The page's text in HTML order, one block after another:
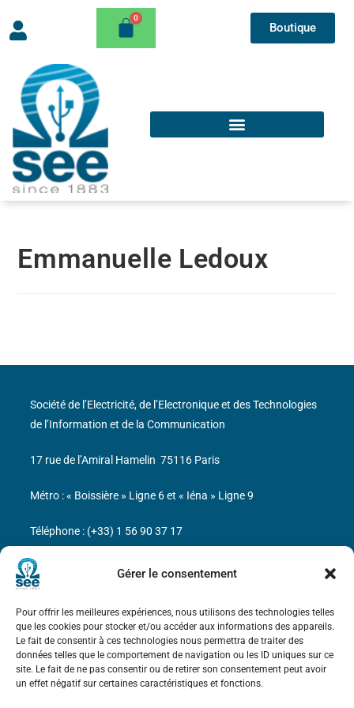
Gérer le consentement
Pour offrir les meilleures expériences, nous utilisons des technologies telles
que les cookies pour stocker et/ou accéder aux informations des appareils.
Le fait de consentir à ces technologies nous permettra de traiter des
données telles que le comportement de navigation ou les ID uniques sur ce
site. Le fait de ne pas consentir ou de retirer son consentement peut avoir
un effet négatif sur certaines caractéristiques et fonctions.
Boutique
Emmanuelle Ledoux
Bicentenaire des découvertes d’André-
Marie Ampère
Mentions légales
Société de l’Electricité, de l’Electronique et des Technologies
de l’Information et de la Communication
17 rue de l’Amiral Hamelin 75116 Paris
Métro : « Boissière » Ligne 6 et « Iéna » Ligne 9
Téléphone : (+33) 1 56 90 37 17
N° de SIREN : 785 393 232, Code APE : 9412Z TVA intra-
communautaire : FR44 785 393 232